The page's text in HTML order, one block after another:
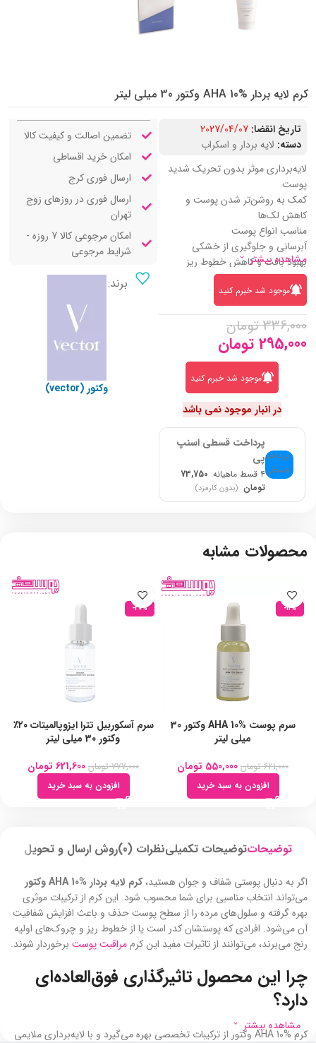
کرم لایه‌ بردار AHA 10% وکتور 30 میلی لیتر
تاریخ انقضا: 2027/04/07
دسته: لایه بردار و اسکراب
لایه‌برداری موثر بدون تحریک شدید
پوست
کمک به روشن‌تر شدن پوست و
کاهش لک‌ها
مناسب انواع پوست
آبرسانی و جلوگیری از خشکی
بهبود بافت و کاهش خطوط ریز
مشاهده بیشتر
موجود شد خبرم کنید
336,000 تومان
295,000 تومان
موجود شد خبرم کنید
در انبار موجود نمی باشد
پرداخت قسطی اسنپ
پی
۴ قسط ماهیانه
73,750
تومان (بدون کارمزد)
تضمین اصالت و کیفیت کالا
امکان خرید اقساطی
ارسال فوری کرج
ارسال فوری در روزهای زوج
تهران
امکان مرجوعی کالا 7 روزه -
شرایط مرجوعی
برند:
وکتور (vector)
محصولات مشابه
-11%
سرم پوست AHA 10% وکتور 30
میلی لیتر
621,000 تومان 550,000 تومان
افزودن به سبد خرید
-20%
سرم آسکوربیل تترا ایزوپالمیتات ۲۰٪
وکتور 30 میلی لیتر
777,000 تومان 621,600 تومان
افزودن به سبد خرید
توضیحاتتوضیحات تکمیلینظرات (0) روش ارسال و تحویل
اگر به دنبال پوستی شفاف و جوان‌ هستید، کرم لایه ‌بردار AHA 10% وکتور
می‌تواند انتخاب مناسبی برای شما محسوب شود. این کرم از ترکیبات موثری
بهره گرفته و سلول‌های مرده را از سطح پوست حذف و باعث افزایش شفافیت
آن می‌شود. افرادی که پوستشان کدر است یا از خطوط ریز و چروک‌های اولیه
رنج می‌برند، می‌توانند از تاثیرات مفید این کرممراقبت پوست برخوردار شوند.
چرا این محصول تاثیرگذاری فوق‌العاده‌ای
دارد؟
کرم AHA 10% وکتور از ترکیبات تخصصی بهره می‌گیرد و با لایه‌برداری ملایمی
مشاهده بیشتر